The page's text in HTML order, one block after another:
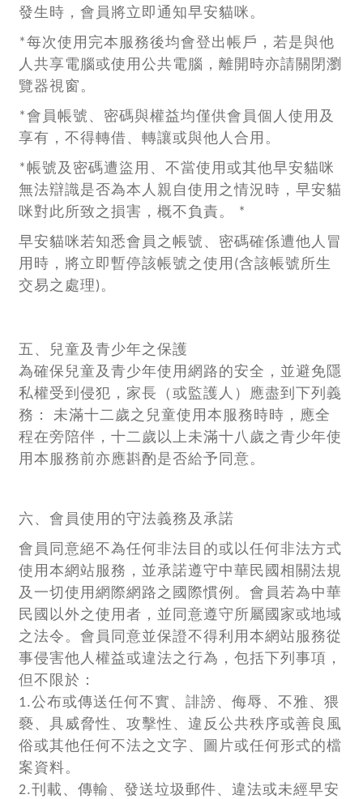
發生時，會員將立即通知早安貓咪。
*每次使用完本服務後均會登出帳戶，若是與他
人共享電腦或使用公共電腦，離開時亦請關閉瀏
覽器視窗。
*會員帳號、密碼與權益均僅供會員個人使用及
享有，不得轉借、轉讓或與他人合用。
*帳號及密碼遭盜用、不當使用或其他早安貓咪
無法辯識是否為本人親自使用之情況時，早安貓
咪對此所致之損害，概不負責。 *
早安貓咪若知悉會員之帳號、密碼確係遭他人冒
用時，將立即暫停該帳號之使用(含該帳號所生
交易之處理)。
五、兒童及青少年之保護
為確保兒童及青少年使用網路的安全，並避免隱
私權受到侵犯，家長（或監護人）應盡到下列義
務： 未滿十二歲之兒童使用本服務時時，應全
程在旁陪伴，十二歲以上未滿十八歲之青少年使
用本服務前亦應斟酌是否給予同意。
六、會員使用的守法義務及承諾
會員同意絕不為任何非法目的或以任何非法方式
使用本網站服務，並承諾遵守中華民國相關法規
及一切使用網際網路之國際慣例。會員若為中華
民國以外之使用者，並同意遵守所屬國家或地域
之法令。會員同意並保證不得利用本網站服務從
事侵害他人權益或違法之行為，包括下列事項，
但不限於：
1.公布或傳送任何不實、誹謗、侮辱、不雅、猥
褻、具威脅性、攻擊性、違反公共秩序或善良風
俗或其他任何不法之文字、圖片或任何形式的檔
案資料。
2.刊載、傳輸、發送垃圾郵件、違法或未經早安